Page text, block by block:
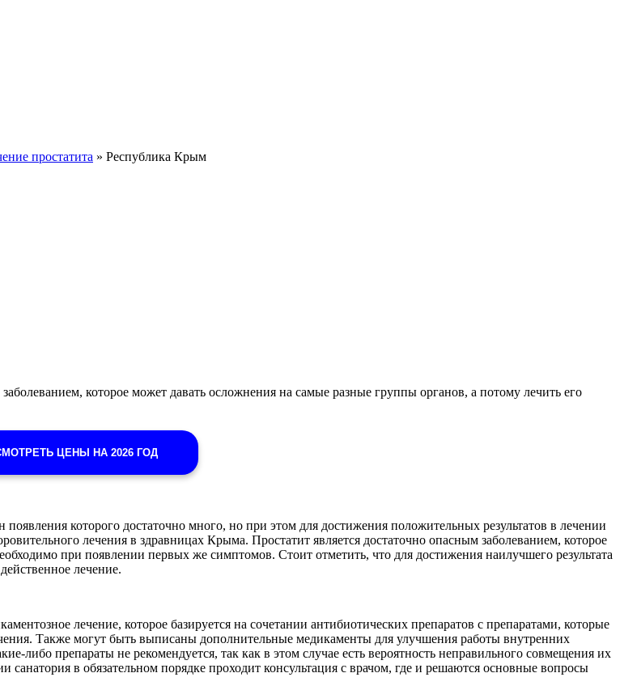
простатита » Республика Крым
которое может давать осложнения на самые разные группы органов, а потому лечить его
ЦЕНЫ НА 2026 ГОД
которого достаточно много, но при этом для достижения положительных результатов в лечении
лечения в здравницах Крыма. Простатит является достаточно опасным заболеванием, которое
при появлении первых же симптомов. Стоит отметить, что для достижения наилучшего результата
лечение.
лечение, которое базируется на сочетании антибиотических препаратов с препаратами, которые
Также могут быть выписаны дополнительные медикаменты для улучшения работы внутренних
либо препараты не рекомендуется, так как в этом случае есть вероятность неправильного совмещения их
в обязательном порядке проходит консультация с врачом, где и решаются основные вопросы